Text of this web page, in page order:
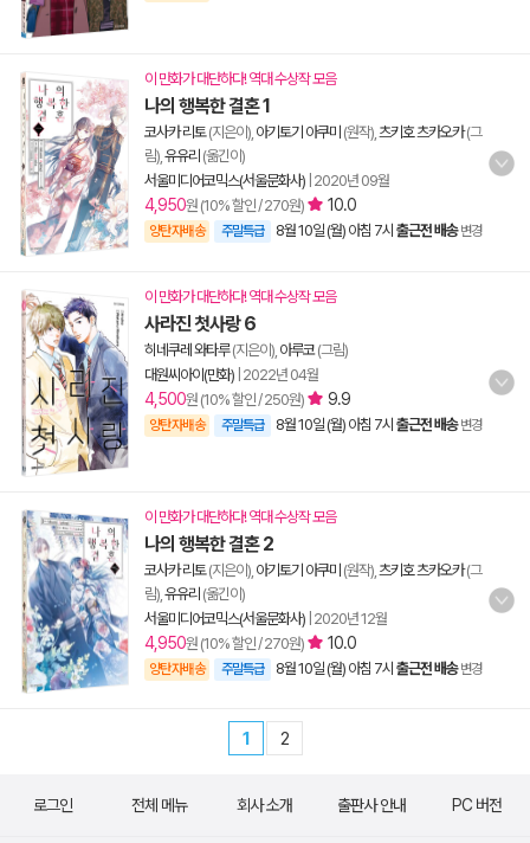
이 만화가 대단하다! 역대 수상작 모음
나의 행복한 결혼 1
코사카 리토(지은이), 아기토기 아쿠미 (원작), 츠키호 츠카오카(그
림), 유유리 (옮긴이)
서울미디어코믹스(서울문화사) 2020년 09월
4,950원 (10% 할인 / 270원) 10.0
양탄자배송 주말특급 8월 10일 (월) 아침 7시 출근전 배송 변경
이 만화가 대단하다! 역대 수상작 모음
사라진 첫사랑 6
히네쿠레 와타루(지은이), 아루코(그림)
대원씨아이(만화) 2022년 04월
4,500원 (10% 할인 / 250원) 9.9
양탄자배송 주말특급 8월 10일 (월) 아침 7시 출근전 배송 변경
이 만화가 대단하다! 역대 수상작 모음
나의 행복한 결혼 2
코사카 리토(지은이), 아기토기 아쿠미 (원작), 츠키호 츠카오카(그
림), 유유리 (옮긴이)
서울미디어코믹스(서울문화사) 2020년 12월
4,950원 (10% 할인 / 270원) 10.0
양탄자배송 주말특급 8월 10일 (월) 아침 7시 출근전 배송 변경
1 2
로그인 전체 메뉴 회사 소개 출판사 안내 PC 버전